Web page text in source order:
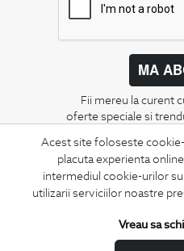
Acest site foloseste
placuta experienta
intermediul cookie-urilor
utilizarii serviciilor noastre
Vreau sa
MA
Fii mereu la curent
oferte speciale si
Termeni